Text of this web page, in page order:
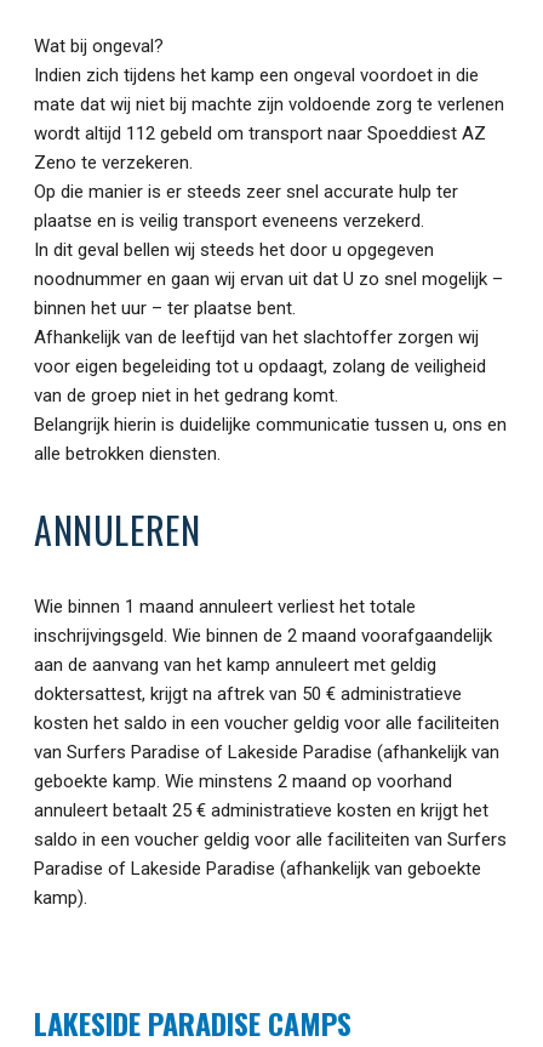
Wat bij ongeval?
Indien zich tijdens het kamp een ongeval voordoet in die
mate dat wij niet bij machte zijn voldoende zorg te verlenen
wordt altijd 112 gebeld om transport naar Spoeddiest AZ
Zeno te verzekeren.
Op die manier is er steeds zeer snel accurate hulp ter
plaatse en is veilig transport eveneens verzekerd.
In dit geval bellen wij steeds het door u opgegeven
noodnummer en gaan wij ervan uit dat U zo snel mogelijk –
binnen het uur – ter plaatse bent.
Afhankelijk van de leeftijd van het slachtoffer zorgen wij
voor eigen begeleiding tot u opdaagt, zolang de veiligheid
van de groep niet in het gedrang komt.
Belangrijk hierin is duidelijke communicatie tussen u, ons en
alle betrokken diensten.
ANNULEREN
Wie binnen 1 maand annuleert verliest het totale
inschrijvingsgeld. Wie binnen de 2 maand voorafgaandelijk
aan de aanvang van het kamp annuleert met geldig
doktersattest, krijgt na aftrek van 50 € administratieve
kosten het saldo in een voucher geldig voor alle faciliteiten
van Surfers Paradise of Lakeside Paradise (afhankelijk van
geboekte kamp. Wie minstens 2 maand op voorhand
annuleert betaalt 25 € administratieve kosten en krijgt het
saldo in een voucher geldig voor alle faciliteiten van Surfers
Paradise of Lakeside Paradise (afhankelijk van geboekte
kamp).
LAKESIDE PARADISE CAMPS